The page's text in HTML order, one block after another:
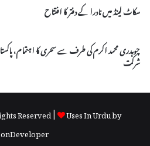
سکاٹ لینڈ میں نادرا کے دفتر کا افتتاح
چوہدری محمد اکرم کی طرف سے سحری کا اہتمام،
شرکت
Reserved |
Uses In Urdu by